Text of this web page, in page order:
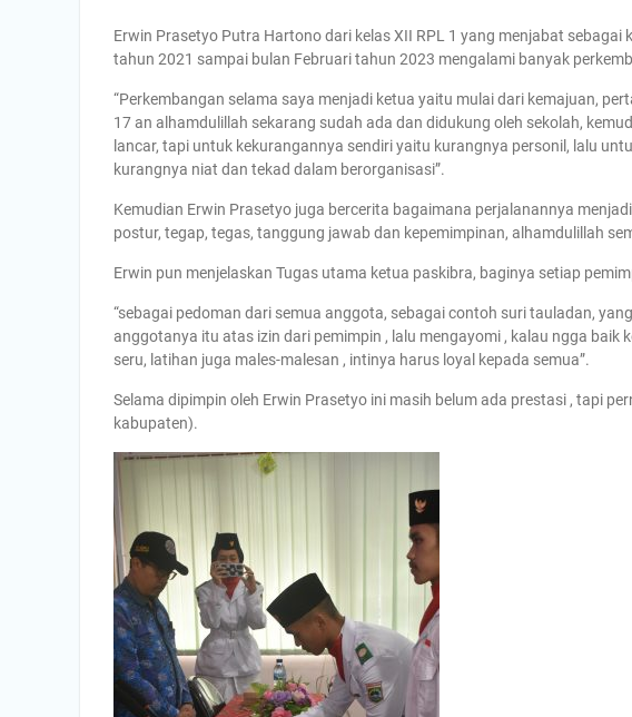
Erwin Prasetyo Putra Hartono dari kelas XII RPL 1 yang menjabat sebagai
tahun 2021 sampai bulan Februari tahun 2023 mengalami banyak
“Perkembangan selama saya menjadi ketua yaitu mulai dari kemajuan,
17 an alhamdulillah sekarang sudah ada dan didukung oleh sekolah,
lancar, tapi untuk kekurangannya sendiri yaitu kurangnya personil, lalu
kurangnya niat dan tekad dalam berorganisasi”.
Kemudian Erwin Prasetyo juga bercerita bagaimana perjalanannya
postur, tegap, tegas, tanggung jawab dan kepemimpinan, alhamdulillah
Erwin pun menjelaskan Tugas utama ketua paskibra, baginya setiap
“sebagai pedoman dari semua anggota, sebagai contoh suri tauladan,
anggotanya itu atas izin dari pemimpin , lalu mengayomi , kalau ngga baik
seru, latihan juga males-malesan , intinya harus loyal kepada semua”.
Selama dipimpin oleh Erwin Prasetyo ini masih belum ada prestasi , tapi
kabupaten).